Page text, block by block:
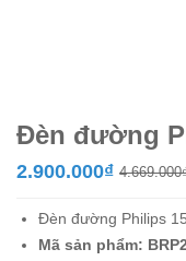
Đèn đường
4.669.000
2.900.000₫
Đèn đường Philips
Mã sản phẩm: